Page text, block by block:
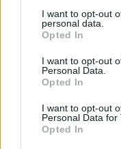
I want to opt-out
personal data.
Opted In
I want to opt-out
Personal Data.
Opted In
I want to opt-out
Personal Data for
Opted In
1